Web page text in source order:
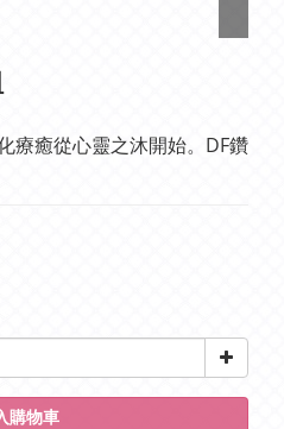
療癒從心靈之沐開始。DF鑽
購物車